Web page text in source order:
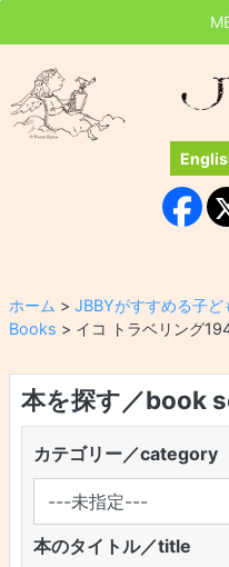
ホーム > JBBYがすすめる子ど
Books > イコ トラベリング
本を探す／book
カテゴリー／category
本のタイトル／title